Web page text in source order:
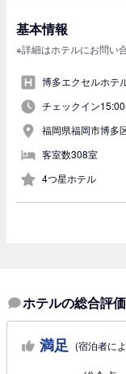
基本情報
※詳細はホテルにお問い
博多エクセルホテ
チェックイン
福岡県福岡市博多
客室数308室
4つ星ホテル
ホテルの総合評価
満足 (宿泊者に